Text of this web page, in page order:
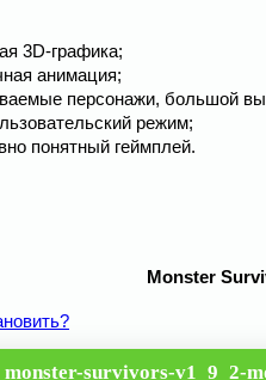
3D-графика;
анимация;
персонажи, большой
режим;
понятный геймплей.
Monster
monster-survivors-v1_9_2-